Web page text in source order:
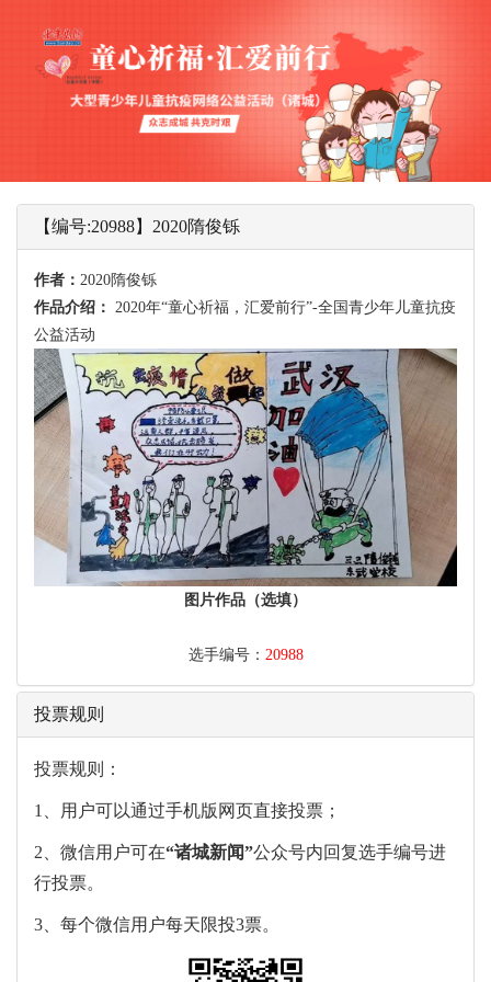
【编号:20988】2020隋俊铄
作者： 2020隋俊铄
作品介绍：
2020年“童心祈福，汇爱前行”-全国青少年儿童抗疫
公益活动
图片作品（选填）
选手编号： 20988
投票规则
投票规则：
1、用户可以通过手机版网页直接投票；
2、微信用户可在“诸城新闻”公众号内回复选手编号进
行投票。
3、每个微信用户每天限投3票。